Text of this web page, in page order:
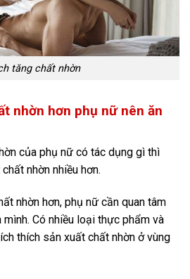
tăng chất nhờn
nhờn hơn phụ nữ nên ăn
của phụ nữ có tác dụng gì thì
nhờn nhiều hơn.
nhờn hơn, phụ nữ cần quan tâm
Có nhiều loại thực phẩm và
thích sản xuất chất nhờn ở vùng